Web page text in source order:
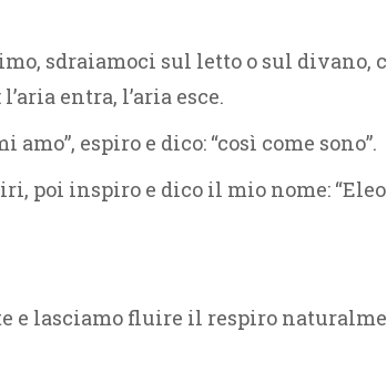
sdraiamoci sul letto o sul divano,
entra, l’aria esce.
espiro e dico: “così come sono”.
poi inspiro e dico il mio nome:
e lasciamo fluire il respiro